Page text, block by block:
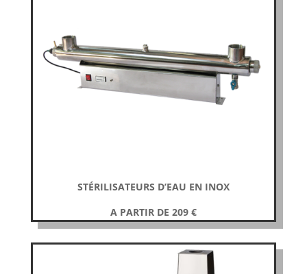
STÉRILISATEURS D’EAU EN INOX
A PARTIR DE 209 €